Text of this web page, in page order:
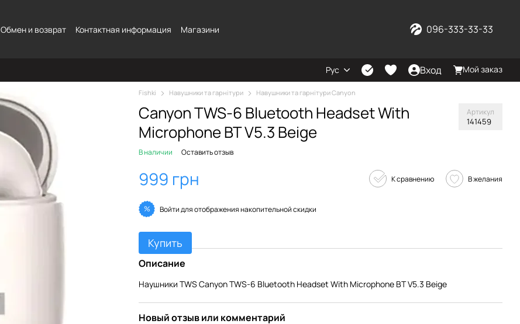
Обмен и возврат Контактная информация Магазини 096-333-33-33
Рус Вход Мой заказ
Fishki Навушники та гарнітури Навушники та гарнітури Canyon
Canyon TWS-6 Bluetooth Headset With
Microphone BT V5.3 Beige
Артикул
141459
В наличии Оставить отзыв
999 грн К сравнению В желания
% Войтидля отображения накопительной скидки
Купить
Описание
Наушники TWS Canyon TWS-6 Bluetooth Headset With Microphone BT V5.3 Beige
Новый отзыв или комментарий